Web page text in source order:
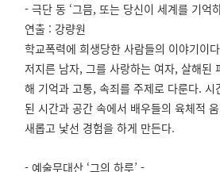
- 극단 동 ‘그믐, 또는 당신이 세계를 기억
연출 : 강량원
학교폭력에 희생당한 사람들의 이야기이
저지른 남자, 그를 사랑하는 여자, 살해된
해 기억과 고통, 속죄를 주제로 다룬다. 시
된 시간과 공간 속에서 배우들의 육체적
새롭고 낯선 경험을 하게 만든다.
- 예술무대산 ‘그의 하루’ -